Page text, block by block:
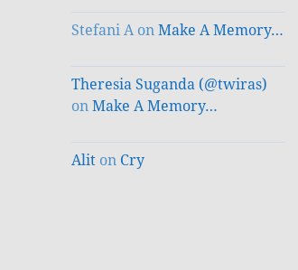
Stefani AonMake A Memory…
Theresia Suganda (@twiras)
onMake A Memory…
Alit on Cry